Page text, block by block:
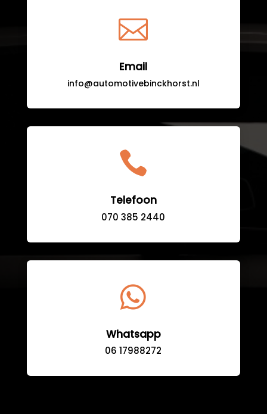

Email
info@automotivebinckhorst.nl

Telefoon
070 385 2440

Whatsapp
06 17988272